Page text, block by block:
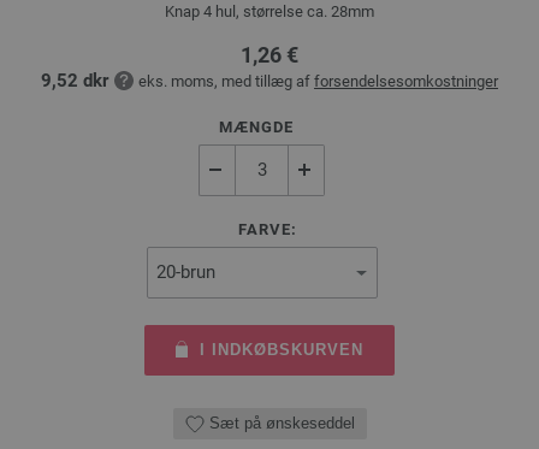
Knap 4 hul, størrelse ca. 28mm
1,26 €
9,52 dkr eks. moms, med tillæg af forsendelsesomkostninger
MÆNGDE
FARVE:
I INDKØBSKURVEN
Sæt på ønskeseddel